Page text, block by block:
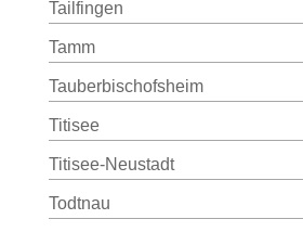
Tailfingen
Tamm
Tauberbischofsheim
Titisee
Titisee-Neustadt
Todtnau